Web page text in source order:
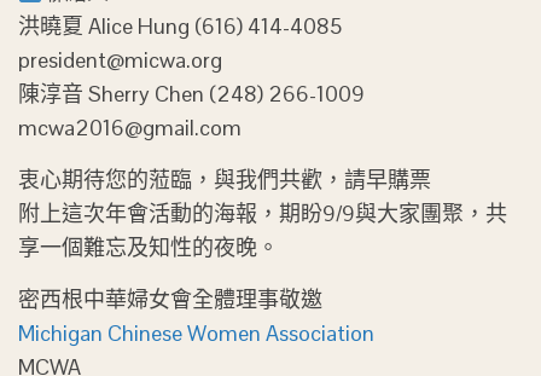
洪曉夏 Alice Hung (616) 414-4085
president@micwa.org
陳淳音 Sherry Chen (248) 266-1009
mcwa2016@gmail.com
衷心期待您的蒞臨，與我們共歡，請早購票
附上這次年會活動的海報，期盼9/9與大家團聚，共
享一個難忘及知性的夜晚。
密西根中華婦女會全體理事敬邀
Michigan Chinese Women Association
MCWA